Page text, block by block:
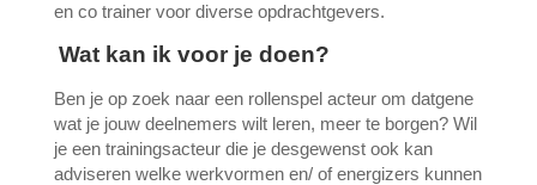
en co trainer voor diverse opdrachtgevers.
Wat kan ik voor je doen?
Ben je op zoek naar een rollenspel acteur om datgene
wat je jouw deelnemers wilt leren, meer te borgen? Wil
je een trainingsacteur die je desgewenst ook kan
adviseren welke werkvormen en/ of energizers kunnen